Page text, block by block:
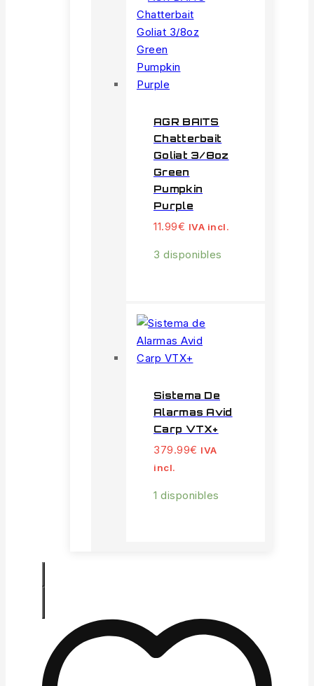
AGR BAITS
Chatterbait
Goliat 3/8oz
Green
Pumpkin
Purple
11.99€ IVA incl.
3 disponibles
Sistema De
Alarmas Avid
Carp VTX+
379.99€ IVA
incl.
1 disponibles